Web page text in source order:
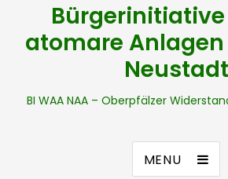
atomare
Neustadt
BI WAA NAA – Oberpfälzer
MENU